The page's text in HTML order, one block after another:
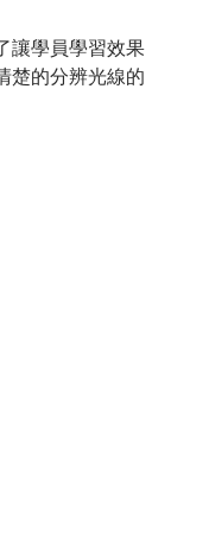
讓學員學習效果
楚的分辨光線的